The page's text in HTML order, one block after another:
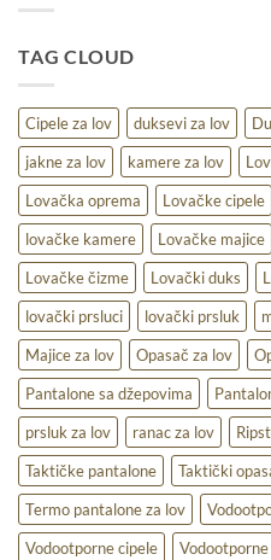
na
terenu
TAG CLOUD
Cipele za lov duksevi za lov
jakne za lov
kamere za lov
Lovačka oprema
Lovačke cipele
lovačke kamere
Lovačke majice
Lovačke čizme
Lovački duks
lovački prsluci
lovački prsluk
Majice za lov
Opasač za lov
Pantalone sa džepovima
prsluk za lov
ranac za lov
Taktičke pantalone
Taktički
Termo pantalone za lov
Vodootporne cipele